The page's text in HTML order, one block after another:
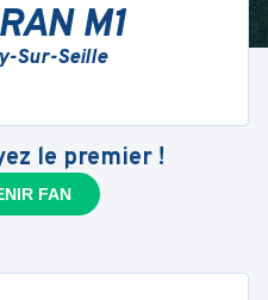
M1
Sur-Seille
le premier !
FAN